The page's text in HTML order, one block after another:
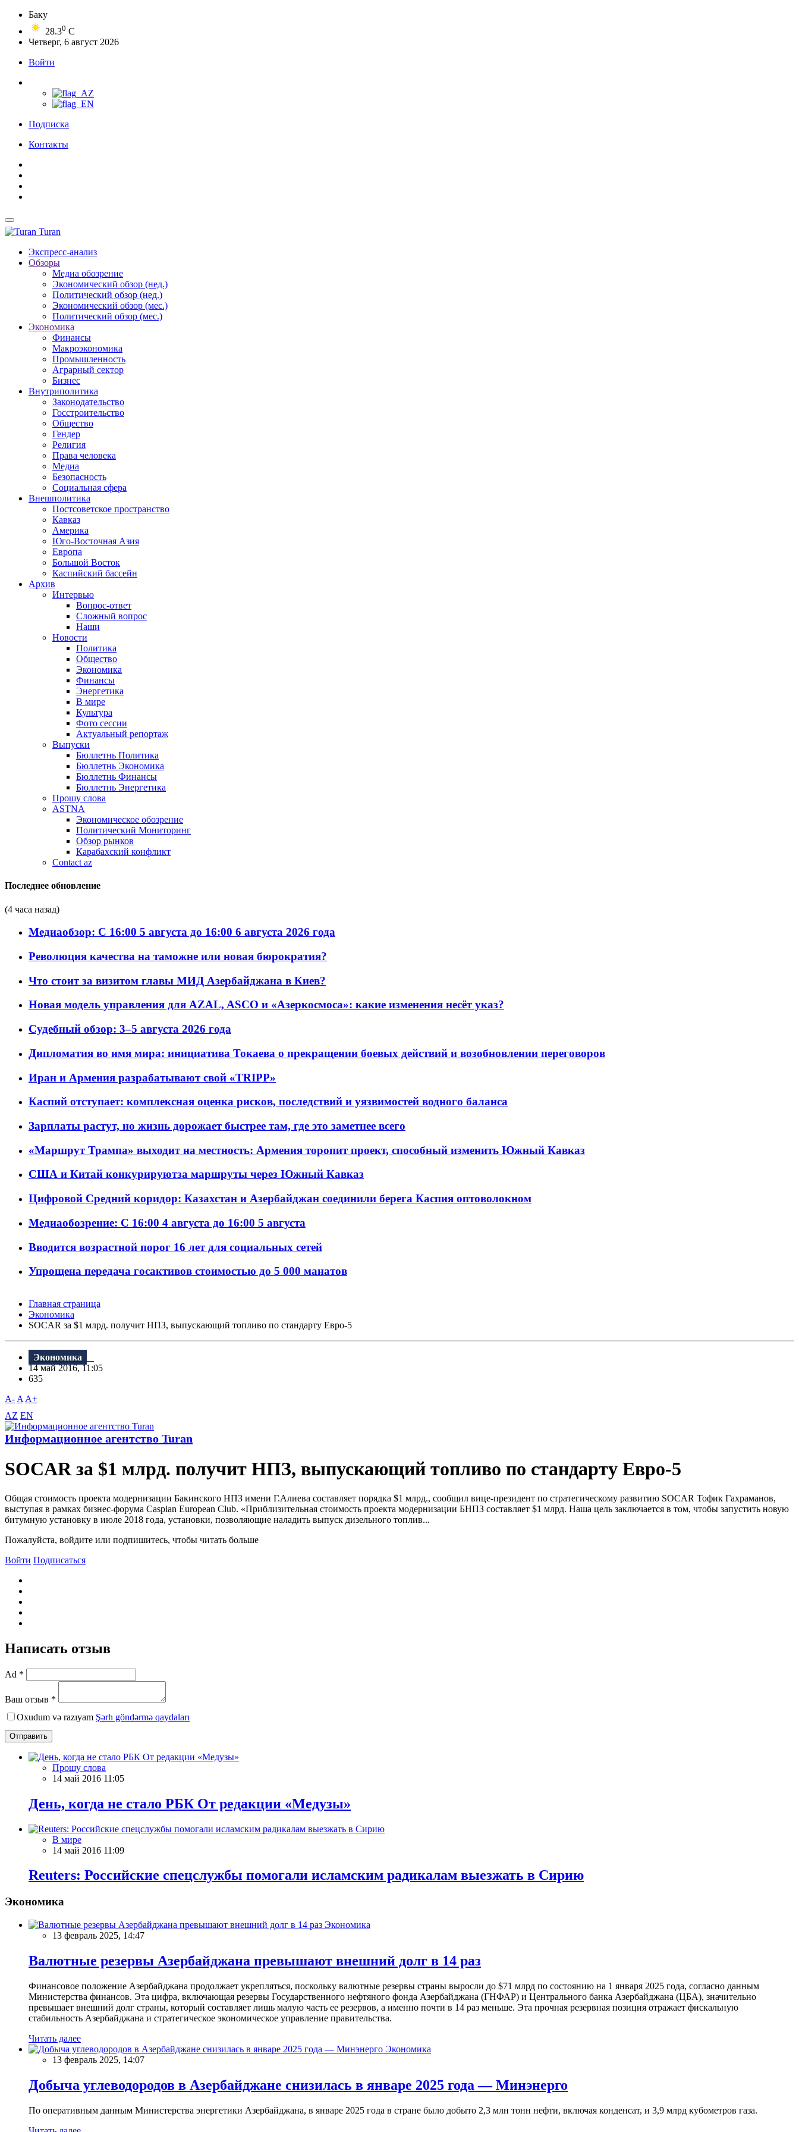
Баку
28.30 C
Четверг, 6 август 2026
Войти
Подписка
Контакты
Turan
Экспресс-анализ
Обзоры
Медиа обозрение
Экономический обзор (нед.)
Политический обзор (нед.)
Экономический обзор (мес.)
Политический обзор (мес.)
Экономика
Финансы
Макроэкономика
Промышленность
Аграрный сектор
Бизнес
Внутриполитика
Законодательство
Госстроительство
Общество
Гендер
Религия
Права человека
Медиа
Безопасность
Социальная сфера
Внешполитика
Постсоветское пространство
Кавказ
Америка
Юго-Восточная Азия
Европа
Большой Восток
Каспийский бассейн
Архив
Интервью
Вопрос-ответ
Сложный вопрос
Наши
Новости
Политика
Общество
Экономика
Финансы
Энергетика
В мире
Культура
Фото сессии
Актуальный репортаж
Выпуски
Бюллетнь Политика
Бюллетнь Экономика
Бюллетнь Финансы
Бюллетнь Энергетика
Прошу слова
ASTNA
Экономическое обозрение
Политический Мониторинг
Обзор рынков
Карабахский конфликт
Contact az
Последнее обновление
(4 часа назад)
Медиаобзор: С 16:00 5 августа до 16:00 6 августа 2026 года
Революция качества на таможне или новая бюрократия?
Что стоит за визитом главы МИД Азербайджана в Киев?
Новая модель управления для AZAL, ASCO и «Азеркосмоса»: какие изменения несёт указ?
Судебный обзор: 3–5 августа 2026 года
Дипломатия во имя мира: инициатива Токаева о прекращении боевых действий и возобновлении переговоров
Иран и Армения разрабатывают свой «TRIPP»
Каспий отступает: комплексная оценка рисков, последствий и уязвимостей водного баланса
Зарплаты растут, но жизнь дорожает быстрее там, где это заметнее всего
«Маршрут Трампа» выходит на местность: Армения торопит проект, способный изменить Южный Кавказ
США и Китай конкурируютза маршруты через Южный Кавказ
Цифровой Средний коридор: Казахстан и Азербайджан соединили берега Каспия оптоволокном
Медиаобозрение: С 16:00 4 августа до 16:00 5 августа
Вводится возрастной порог 16 лет для социальных сетей
Упрощена передача госактивов стоимостью до 5 000 манатов
Главная страница
Экономика
SOCAR за $1 млрд. получит НПЗ, выпускающий топливо по стандарту Евро-5
Экономика
14 май 2016, 11:05
635
A- A A+
AZ EN
Информационное агентство Turan
SOCAR за $1 млрд. получит НПЗ, выпускающий топливо по стандарту Евро-5
Общая стоимость проекта модернизации Бакинского НПЗ имени Г.Алиева составляет порядка $1 млрд., сообщил вице-президент по стратегическому развитию SOCAR Тофик Гахраманов,
выступая в рамках бизнес-форума Caspian European Club. «Приблизительная стоимость проекта модернизации БНПЗ составляет $1 млрд. Наша цель заключается в том, чтобы запустить новую
битумную установку в июле 2018 года, установки, позволяющие наладить выпуск дизельного топлив...
Пожалуйста, войдите или подпишитесь, чтобы читать больше
Войти Подписаться
Написать отзыв
Ad *
Ваш отзыв *
Oxudum və razıyam Şərh göndərmə qaydaları
Отправить
Прошу слова
14 май 2016 11:05
День, когда не стало РБК От редакции «Медузы»
В мире
14 май 2016 11:09
Reuters: Российские спецслужбы помогали исламским радикалам выезжать в Сирию
Экономика
Экономика
13 февраль 2025, 14:47
Валютные резервы Азербайджана превышают внешний долг в 14 раз
Финансовое положение Азербайджана продолжает укрепляться, поскольку валютные резервы страны выросли до $71 млрд по состоянию на 1 января 2025 года, согласно данным
Министерства финансов. Эта цифра, включающая резервы Государственного нефтяного фонда Азербайджана (ГНФАР) и Центрального банка Азербайджана (ЦБА), значительно
превышает внешний долг страны, который составляет лишь малую часть ее резервов, а именно почти в 14 раз меньше. Эта прочная резервная позиция отражает фискальную
стабильность Азербайджана и стратегическое экономическое управление правительства.
Читать далее
Экономика
13 февраль 2025, 14:07
Добыча углеводородов в Азербайджане снизилась в январе 2025 года — Минэнерго
По оперативным данным Министерства энергетики Азербайджана, в январе 2025 года в стране было добыто 2,3 млн тонн нефти, включая конденсат, и 3,9 млрд кубометров газа.